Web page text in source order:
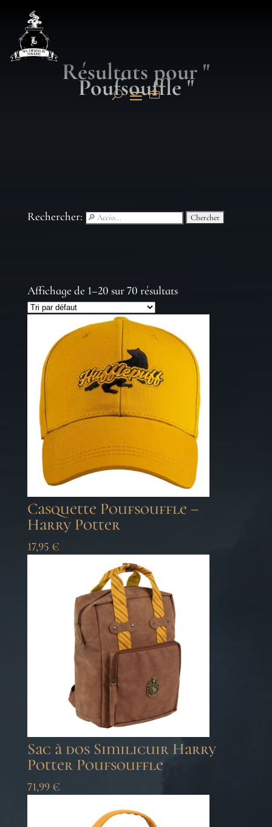
Résultats pour "
Poufsouffle "
Rechercher:
Affichage de 1–20 sur 70 résultats
Casquette Poufsouffle –
Harry Potter
17,95 €
Sac à dos Similicuir Harry
Potter Poufsouffle
71,99 €